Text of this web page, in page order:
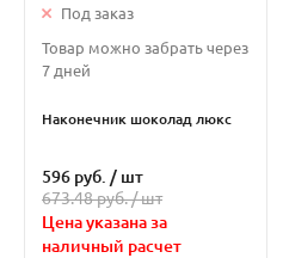
Под заказ
Товар можно забрать через
7 дней
Наконечник шоколад люкс
596 руб. / шт
673.48 руб. /шт
Цена указана за
наличный расчет